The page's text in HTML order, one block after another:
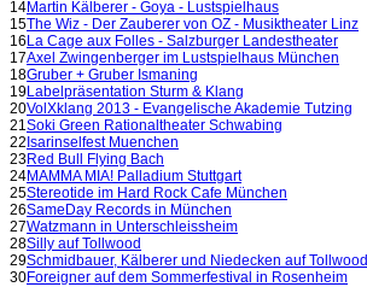
14Martin Kälberer - Goya - Lustspielhaus
15The Wiz - Der Zauberer von OZ - Musiktheater Linz
16 La Cage aux Folles - Salzburger Landestheater
17Axel Zwingenberger im Lustspielhaus München
18Gruber + Gruber Ismaning
19Labelpräsentation Sturm & Klang
20VolXklang 2013 - Evangelische Akademie Tutzing
21Soki Green Rationaltheater Schwabing
22 Isarinselfest Muenchen
23Red Bull Flying Bach
24MAMMA MIA! Palladium Stuttgart
25Stereotide im Hard Rock Cafe München
26SameDay Records in München
27Watzmann in Unterschleissheim
28Silly auf Tollwood
29Schmidbauer, Kälberer und Niedecken auf Tollwood
30Foreigner auf dem Sommerfestival in Rosenheim